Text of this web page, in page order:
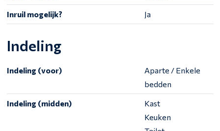
Inruil mogelijk? Ja
Indeling
Indeling (voor)
Aparte / Enkele
bedden
Indeling (midden)
Kast
Keuken